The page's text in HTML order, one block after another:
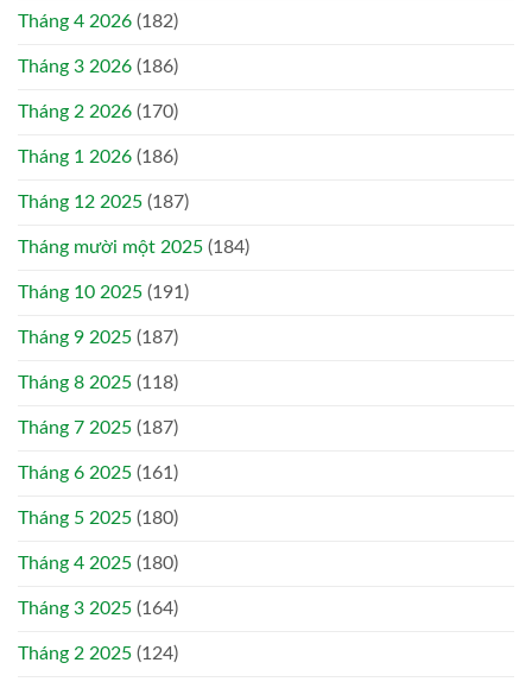
Tháng 4 2026 (182)
Tháng 3 2026 (186)
Tháng 2 2026 (170)
Tháng 1 2026 (186)
Tháng 12 2025 (187)
Tháng mười một 2025 (184)
Tháng 10 2025 (191)
Tháng 9 2025 (187)
Tháng 8 2025 (118)
Tháng 7 2025 (187)
Tháng 6 2025 (161)
Tháng 5 2025 (180)
Tháng 4 2025 (180)
Tháng 3 2025 (164)
Tháng 2 2025 (124)